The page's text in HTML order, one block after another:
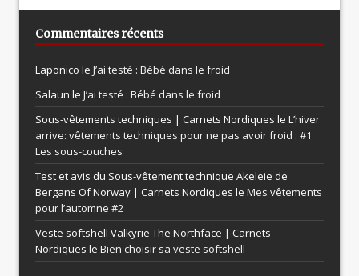
Commentaires récents
Laponico le J’ai testé : Bébé dans le froid
Salaun le J’ai testé : Bébé dans le froid
Sous-vêtements techniques | Carnets Nordiques le L’hiver
arrive: vêtements techniques pour ne pas avoir froid : #1
Les sous-couches
Test et avis du Sous-vêtement technique Akeleie de
Bergans Of Norway | Carnets Nordiques le Mes vêtements
pour l’automne #2
Veste softshell Valkyrie The Northface | Carnets
Nordiques le Bien choisir sa veste softshell